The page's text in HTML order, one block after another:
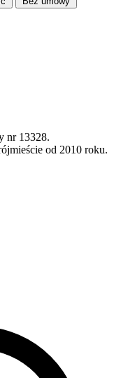
nr 13328.
od 2010 roku.